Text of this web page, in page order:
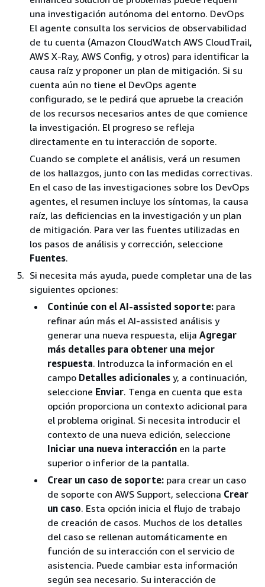
una investigación autónoma del entorno. DevOps
El agente consulta los servicios de observabilidad
de tu cuenta (Amazon CloudWatch AWS CloudTrail,
AWS X-Ray, AWS Config, y otros) para identificar la
causa raíz y proponer un plan de mitigación. Si su
cuenta aún no tiene el DevOps agente
configurado, se le pedirá que apruebe la creación
de los recursos necesarios antes de que comience
la investigación. El progreso se refleja
directamente en tu interacción de soporte.
Cuando se complete el análisis, verá un resumen
de los hallazgos, junto con las medidas correctivas.
En el caso de las investigaciones sobre los DevOps
agentes, el resumen incluye los síntomas, la causa
raíz, las deficiencias en la investigación y un plan
de mitigación. Para ver las fuentes utilizadas en
los pasos de análisis y corrección, seleccione
Fuentes.
Si necesita más ayuda, puede completar una de las
siguientes opciones:
Continúe con el AI-assisted soporte: para
refinar aún más el AI-assisted análisis y
generar una nueva respuesta, elija Agregar
más detalles para obtener una mejor
respuesta. Introduzca la información en el
campo Detalles adicionales y, a continuación,
seleccione Enviar. Tenga en cuenta que esta
opción proporciona un contexto adicional para
el problema original. Si necesita introducir el
contexto de una nueva edición, seleccione
Iniciar una nueva interacción en la parte
superior o inferior de la pantalla.
Crear un caso de soporte: para crear un caso
de soporte con AWS Support, selecciona Crear
un caso. Esta opción inicia el flujo de trabajo
de creación de casos. Muchos de los detalles
del caso se rellenan automáticamente en
función de su interacción con el servicio de
asistencia. Puede cambiar esta información
según sea necesario. Su interacción de